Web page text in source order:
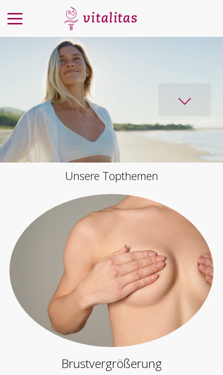
Unsere Topthemen
Brustvergrößerung